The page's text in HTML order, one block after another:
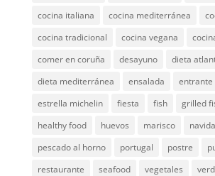
cocina italiana
cocina mediterránea
cocina tradicional
cocina vegana
comer en coruña
desayuno
dieta
dieta mediterránea
ensalada
entrante
estrella michelin
fiesta fish
grilled
healthy food
huevos marisco
pescado al horno
portugal postre
restaurante
seafood vegetales